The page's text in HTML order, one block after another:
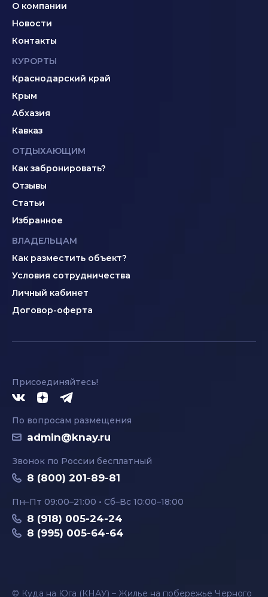
О компании
Новости
Контакты
КУРОРТЫ
Краснодарский край
Крым
Абхазия
Кавказ
ОТДЫХАЮЩИМ
Как забронировать?
Отзывы
Статьи
Избранное
ВЛАДЕЛЬЦАМ
Как разместить объект?
Условия сотрудничества
Личный кабинет
Договор-оферта
Присоединяйтесь!
По вопросам размещения
admin@knay.ru
Звонок по России бесплатный
8 (800) 201-89-81
Пн–Пт 09:00–21:00 • Сб–Вс 10:00–18:00
8 (918) 005-24-24
8 (995) 005-64-64
© Куда на Юга (КНАУ) – Жилье на побережье Черного